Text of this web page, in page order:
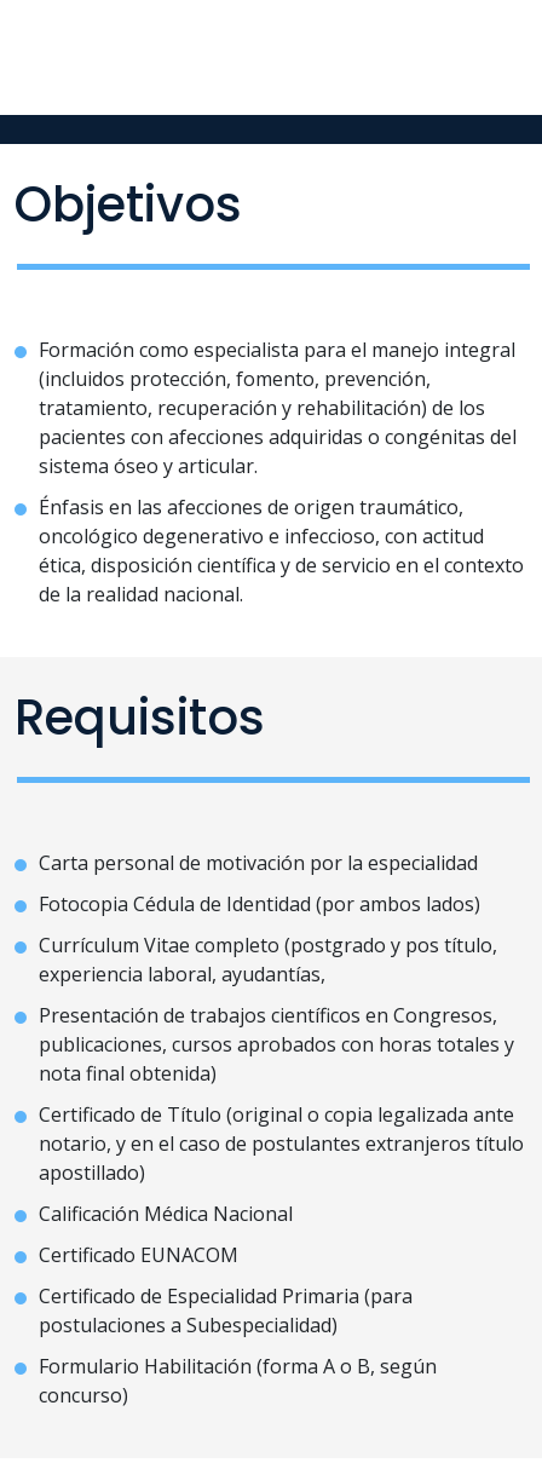
Formación como especialista para el manejo integral
(incluidos protección, fomento, prevención,
tratamiento, recuperación y rehabilitación) de los
pacientes con afecciones adquiridas o congénitas del
sistema óseo y articular.
Énfasis en las afecciones de origen traumático,
oncológico degenerativo e infeccioso, con actitud
ética, disposición científica y de servicio en el contexto
de la realidad nacional.
Objetivos
Carta personal de motivación por la especialidad
Fotocopia Cédula de Identidad (por ambos lados)
Currículum Vitae completo (postgrado y pos título,
experiencia laboral, ayudantías,
Presentación de trabajos científicos en Congresos,
publicaciones, cursos aprobados con horas totales y
nota final obtenida)
Certificado de Título (original o copia legalizada ante
notario, y en el caso de postulantes extranjeros título
apostillado)
Calificación Médica Nacional
Certificado EUNACOM
Certificado de Especialidad Primaria (para
postulaciones a Subespecialidad)
Formulario Habilitación (forma A o B, según
concurso)
Requisitos